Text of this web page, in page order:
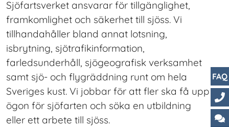
Sjöfartsverket ansvarar för tillgänglighet,
framkomlighet och säkerhet till sjöss. Vi
tillhandahåller bland annat lotsning,
isbrytning, sjötrafikinformation,
farledsunderhåll, sjögeografisk verksamhet
samt sjö- och flygräddning runt om hela
Sveriges kust. Vi jobbar för att fler ska få upp
ögon för sjöfarten och söka en utbildning
eller ett arbete till sjöss.
FAQ